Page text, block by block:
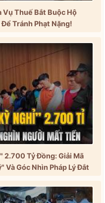
Thuế Bắt Buộc Hộ
Tránh Phạt Nặng!
2.700 Tỷ Đồng: Giải Mã
Và Góc Nhìn Pháp Lý Đắt